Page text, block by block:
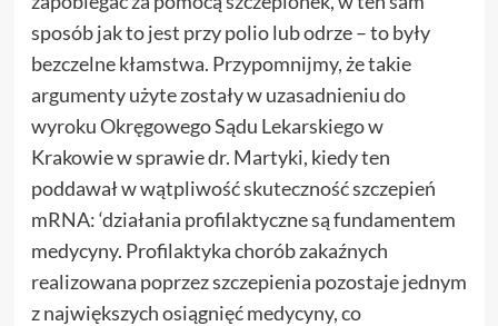
sposób jak to jest przy polio lub odrze – to były
bezczelne kłamstwa. Przypomnijmy, że takie
argumenty użyte zostały w uzasadnieniu do
wyroku Okręgowego Sądu Lekarskiego w
Krakowie w sprawie dr. Martyki, kiedy ten
poddawał w wątpliwość skuteczność szczepień
mRNA: ‘działania profilaktyczne są fundamentem
medycyny. Profilaktyka chorób zakaźnych
realizowana poprzez szczepienia pozostaje jednym
z największych osiągnięć medycyny, co